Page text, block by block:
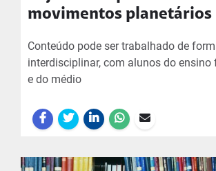
movimentos planetários
Conteúdo pode ser trabalhado de
interdisciplinar, com alunos do ensino
e do médio